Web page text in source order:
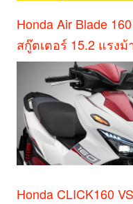
Honda Air Blade
สกู๊ตเตอร์ 15.2 แรง
Honda CLICK160